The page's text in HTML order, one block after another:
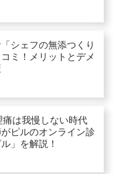
シェフの無添つくり
ミ！メリットとデメ
痛は我慢しない時代
ピルのオンライン診
」を解説！